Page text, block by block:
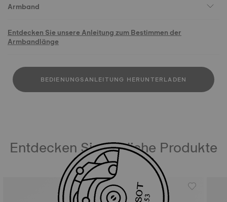
Armband
Entdecken Sie unsere Anleitung zum Bestimmen der
Armbandlänge
BEDIENUNGSANLEITUNG HERUNTERLADEN
Entdecken Sie ähnliche Produkte